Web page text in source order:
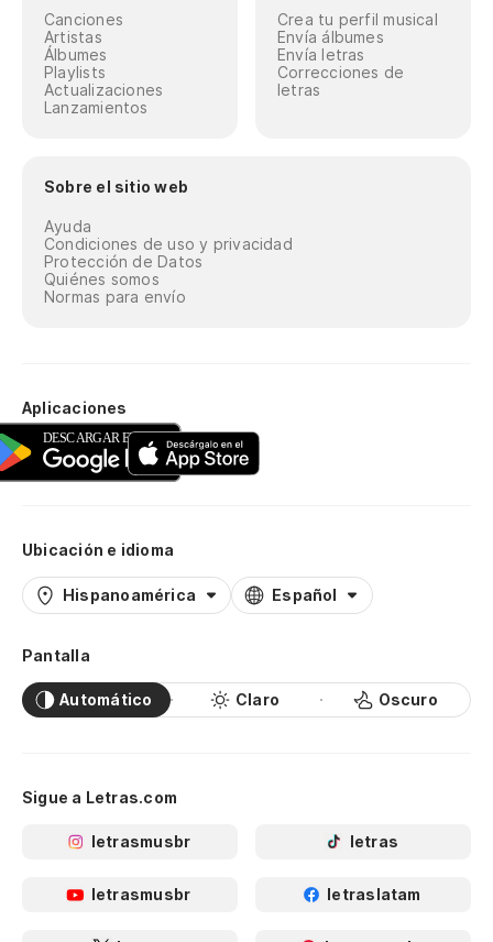
Canciones
Artistas
Álbumes
Playlists
Actualizaciones
Lanzamientos
Crea tu perfil musical
Envía álbumes
Envía letras
Correcciones de
letras
Sobre el sitio web
Ayuda
Condiciones de uso y privacidad
Protección de Datos
Quiénes somos
Normas para envío
Aplicaciones
Ubicación e idioma
Hispanoamérica Español
Pantalla
Automático Claro Oscuro
Sigue a Letras.com
letrasmusbr letras
letrasmusbr letraslatam